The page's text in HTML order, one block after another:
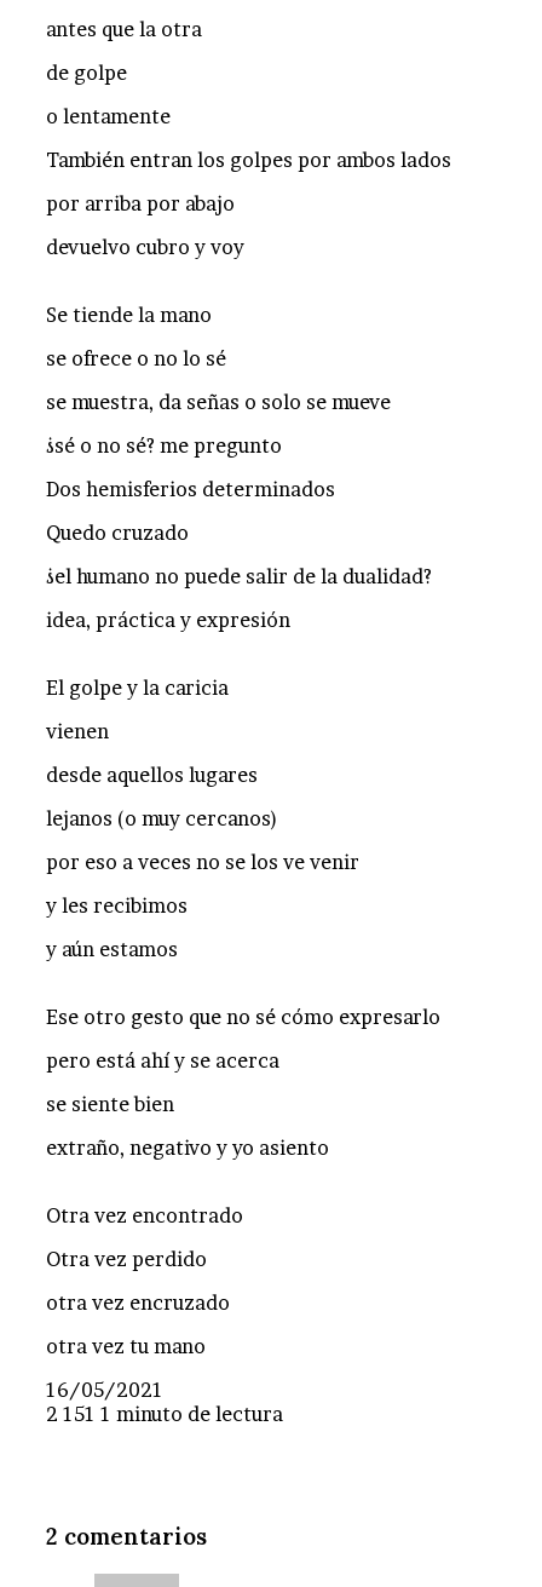
antes que la otra
de golpe
o lentamente
También entran los golpes por ambos lados
por arriba por abajo
devuelvo cubro y voy
Se tiende la mano
se ofrece o no lo sé
se muestra, da señas o solo se mueve
¿sé o no sé? me pregunto
Dos hemisferios determinados
Quedo cruzado
¿el humano no puede salir de la dualidad?
idea, práctica y expresión
El golpe y la caricia
vienen
desde aquellos lugares
lejanos (o muy cercanos)
por eso a veces no se los ve venir
y les recibimos
y aún estamos
Ese otro gesto que no sé cómo expresarlo
pero está ahí y se acerca
se siente bien
extraño, negativo y yo asiento
Otra vez encontrado
Otra vez perdido
otra vez encruzado
otra vez tu mano
16/05/2021
2 151 1 minuto de lectura
2 comentarios